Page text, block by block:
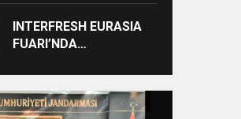
INTERFRESH EURASIA
FUARI’NDA
BİRLİKLERİ İÇİN GERİ
SAYIM BAŞLADI